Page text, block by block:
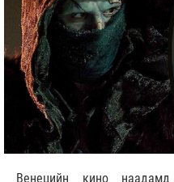
Венецийн кино